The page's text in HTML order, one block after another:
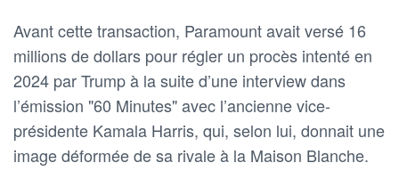
Avant cette transaction, Paramount avait versé 16
millions de dollars pour régler un procès intenté en
2024 par Trump à la suite d’une interview dans
l’émission "60 Minutes" avec l’ancienne vice-
présidente Kamala Harris, qui, selon lui, donnait une
image déformée de sa rivale à la Maison Blanche.